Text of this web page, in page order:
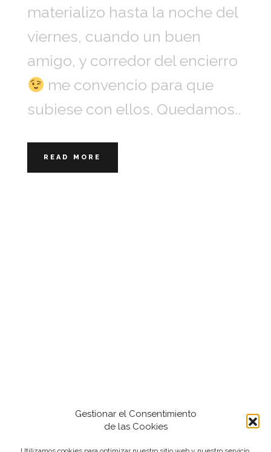
Gestionar el Consentimiento
de las Cookies
materializo hasta la noche del
viernes, cuando un buen
amigo, y corredor del encierro
me convencio para que
subiese con ellos. Quedamos..
READ MORE